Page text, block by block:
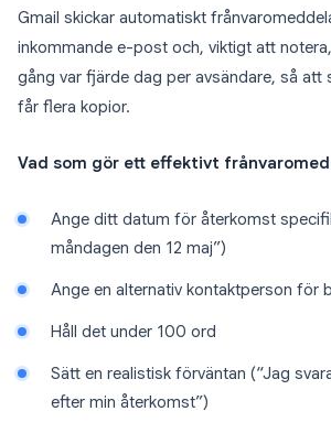
Gmail skickar automatiskt
inkommande e-post och, viktigt att
gång var fjärde dag per avsändare, så att
får flera kopior.
Vad som gör ett effektivt
Ange ditt datum för återkomst
måndagen den 12 maj”)
Ange en alternativ kontaktperson för
Håll det under 100 ord
Sätt en realistisk förväntan (“Jag
efter min återkomst”)